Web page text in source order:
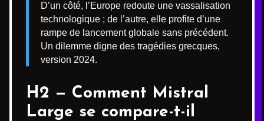
D’un côté, l’Europe redoute une vassalisation
technologique ; de l’autre, elle profite d’une
rampe de lancement globale sans précédent.
Un dilemme digne des tragédies grecques,
version 2024.
H2 — Comment Mistral
Large se compare-t-il